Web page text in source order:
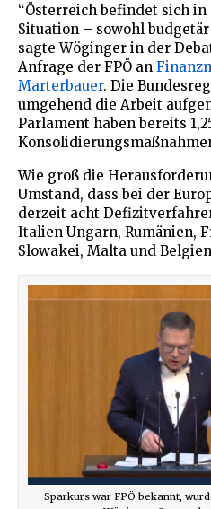
“Österreich befindet sich
Situation – sowohl
sagte Wöginger in der
Anfrage der FPÖ an
Marterbauer. Die
umgehend die Arbeit
Parlament haben bereits
Wie groß die
Umstand, dass bei der
derzeit acht
Italien Ungarn, Rumänien,
Slowakei, Malta und
Sparkurs war FPÖ bekannt,